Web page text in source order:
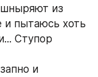
из
и пытаюсь хоть
Ступор
и